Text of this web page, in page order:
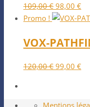
109,00€ Le
prix
était :
98,00 €Le
Promo !
VOX-
120,00€ Le
était :
99,00 €Le
Mentions